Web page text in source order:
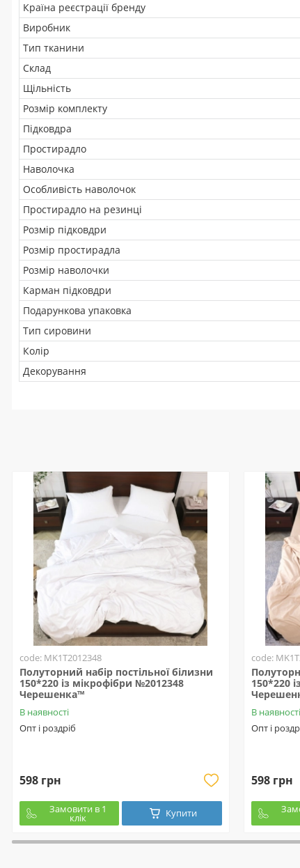
Країна реєстрації бренду
Виробник
Тип тканини
Склад
Щільність
Розмір комплекту
Підковдра
Простирадло
Наволочка
Особливість наволочок
Простирадло на резинці
Розмір підковдри
Розмір простирадла
Розмір наволочки
Карман підковдри
Подарункова упаковка
Тип сировини
Колір
Декорування
code: MK1T2012348
Полуторний набір постільної білизни
150*220 із мікрофібри №2012348
Черешенка™
В наявності
Опт і роздріб
598 грн
Замовити в 1
клік Купити
code:
150*220
В наявності
Опт і
598 грн